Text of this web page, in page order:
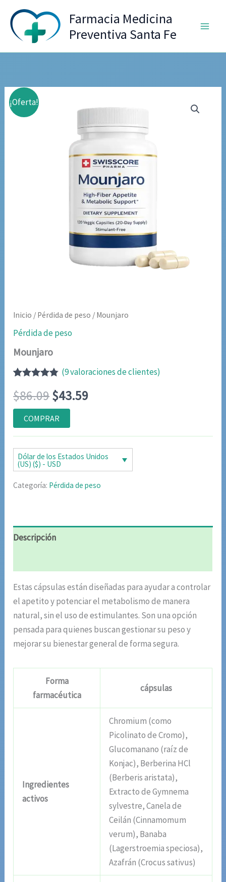
contenido
Farmacia Medicina
Preventiva Santa Fe
¡Oferta!
Inicio / Pérdida de peso / Mounjaro
Pérdida de peso
Mounjaro
con4.75de
5 en base
a
valoraciones
de clientes
(9valoraciones de clientes)
$86.09El
precio
original
era:
$86.09.
$43.59El
actual
es:
$43.59.
COMPRAR
Dólar de los Estados Unidos
(US) ($) - USD
Categoría: Pérdida de peso
Descripción
Estas cápsulas están diseñadas para ayudar a controlar
el apetito y potenciar el metabolismo de manera
natural, sin el uso de estimulantes. Son una opción
pensada para quienes buscan gestionar su peso y
mejorar su bienestar general de forma segura.
Forma
farmacéutica
cápsulas
Ingredientes
activos
Chromium (como
Picolinato de Cromo),
Glucomanano (raíz de
Konjac), Berberina HCl
(Berberis aristata),
Extracto de Gymnema
sylvestre, Canela de
Ceilán (Cinnamomum
verum), Banaba
(Lagerstroemia speciosa),
Azafrán (Crocus sativus)